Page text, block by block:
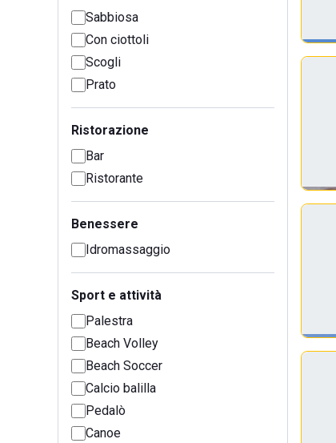
Sabbiosa
Con ciottoli
Scogli
Prato
Ristorazione
Bar
Ristorante
Benessere
Idromassaggio
Sport e attività
Palestra
Beach Volley
Beach Soccer
Calcio balilla
Pedalò
Canoe